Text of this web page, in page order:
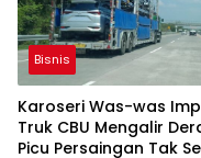
Bisnis
Karoseri Was-was
Truk CBU Mengalir
Picu Persaingan Tak